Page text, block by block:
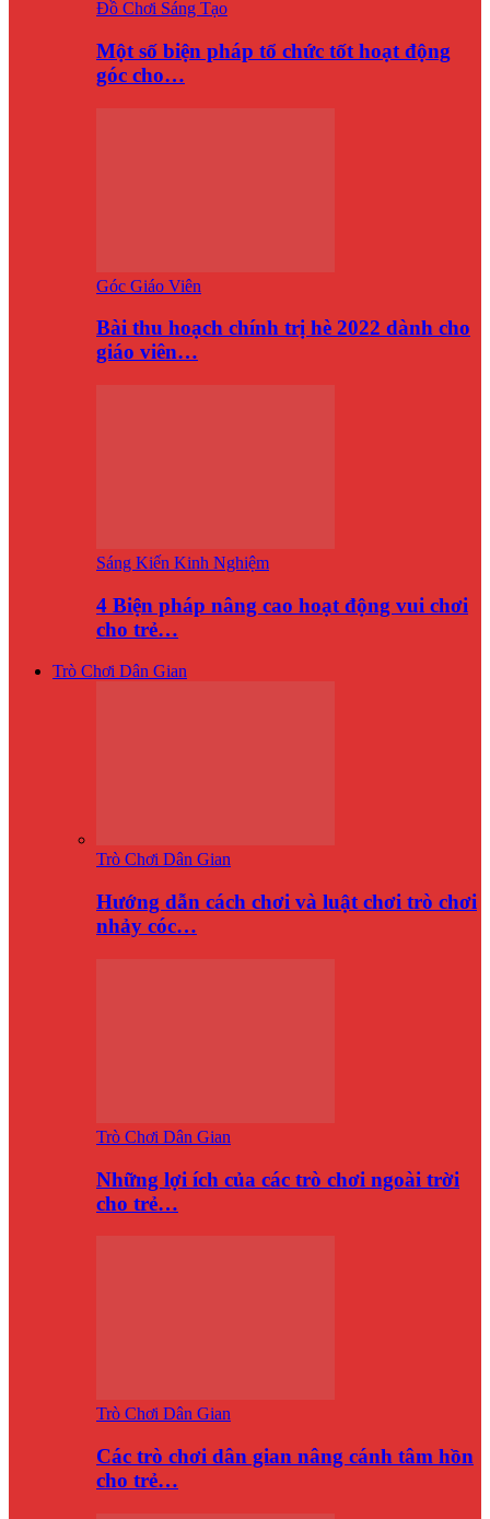
Đồ Chơi Sáng Tạo
Một số biện pháp tổ chức tốt hoạt động
góc cho…
Góc Giáo Viên
Bài thu hoạch chính trị hè 2022 dành cho
giáo viên…
Sáng Kiến Kinh Nghiệm
4 Biện pháp nâng cao hoạt động vui chơi
cho trẻ…
Trò Chơi Dân Gian
Trò Chơi Dân Gian
Hướng dẫn cách chơi và luật chơi trò chơi
nhảy cóc…
Trò Chơi Dân Gian
Những lợi ích của các trò chơi ngoài trời
cho trẻ…
Trò Chơi Dân Gian
Các trò chơi dân gian nâng cánh tâm hồn
cho trẻ…